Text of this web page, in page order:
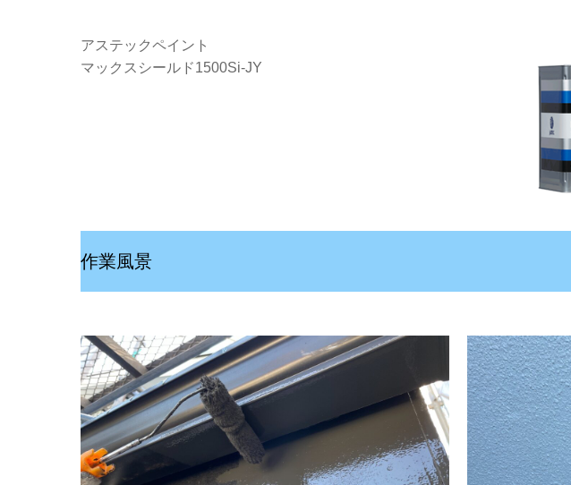
アステックペイント
マックスシールド1500Si-JY
作業風景